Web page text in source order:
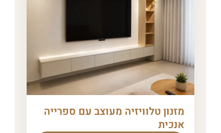
מזנון טלוויזיה מעוצב עם ספרייה
אנכית